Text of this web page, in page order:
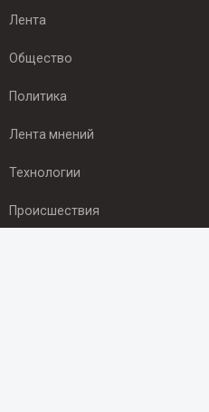
Лента
Общество
Политика
Лента мнений
Технологии
Происшествия